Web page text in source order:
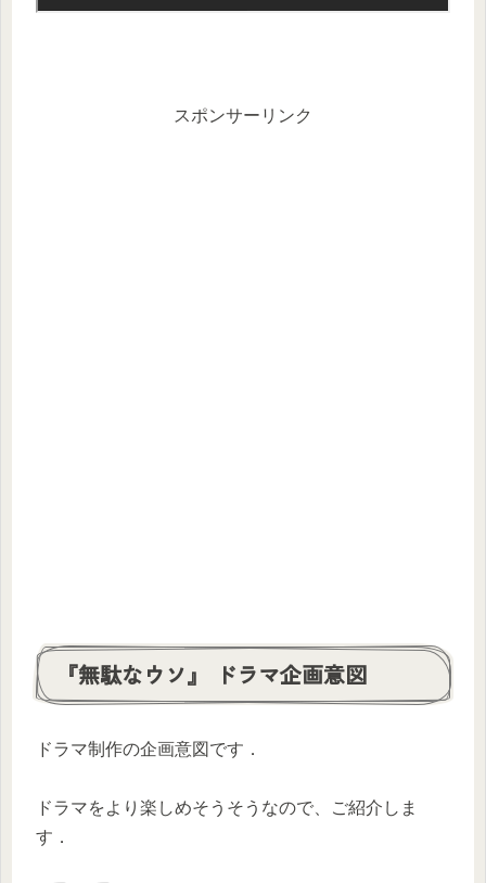
スポンサーリンク
『無駄なウソ』 ドラマ企画意図
ドラマ制作の企画意図です．
ドラマをより楽しめそうそうなので、ご紹介しま
す．